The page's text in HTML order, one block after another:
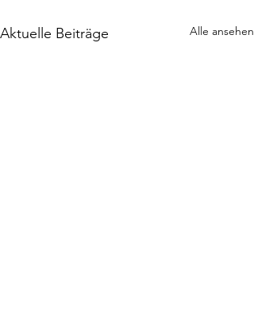
Aktuelle Beiträge Alle ansehen